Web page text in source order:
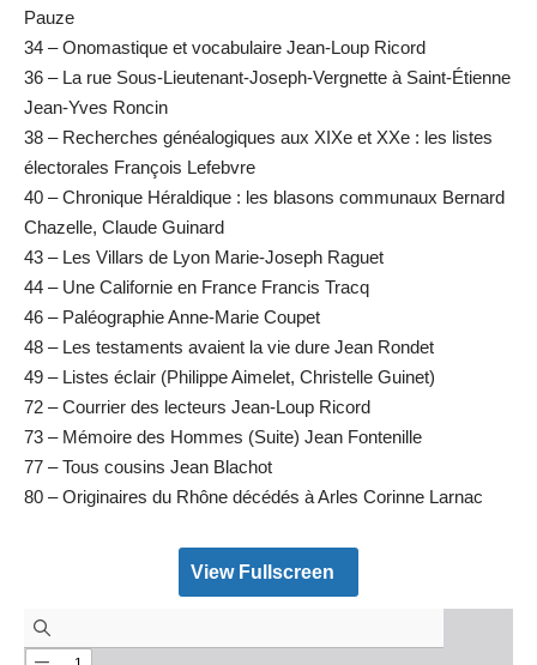
Pauze
34 – Onomastique et vocabulaire Jean-Loup Ricord
36 – La rue Sous-Lieutenant-Joseph-Vergnette à Saint-Étienne
Jean-Yves Roncin
38 – Recherches généalogiques aux XIXe et XXe : les listes
électorales François Lefebvre
40 – Chronique Héraldique : les blasons communaux Bernard
Chazelle, Claude Guinard
43 – Les Villars de Lyon Marie-Joseph Raguet
44 – Une Californie en France Francis Tracq
46 – Paléographie Anne-Marie Coupet
48 – Les testaments avaient la vie dure Jean Rondet
49 – Listes éclair (Philippe Aimelet, Christelle Guinet)
72 – Courrier des lecteurs Jean-Loup Ricord
73 – Mémoire des Hommes (Suite) Jean Fontenille
77 – Tous cousins Jean Blachot
80 – Originaires du Rhône décédés à Arles Corinne Larnac
View Fullscreen